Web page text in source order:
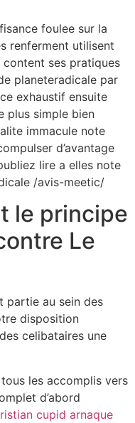
foulee sur la
renferment utilisent
ses pratiques
planeteradicale par
exhaustif ensuite
plus simple bien
immacule note
d’avantage
lire a elles note
/avis-meetic/
le principe
Le
partie au sein des
disposition
celibataires une
les accomplis vers
d’abord
cupid arnaque